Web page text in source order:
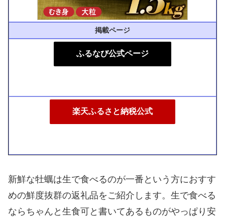
掲載ページ
ふるなび公式ページ
楽天ふるさと納税公式
新鮮な牡蠣は生で食べるのが一番という方におすす
めの鮮度抜群の返礼品をご紹介します。生で食べる
ならちゃんと生食可と書いてあるものがやっぱり安